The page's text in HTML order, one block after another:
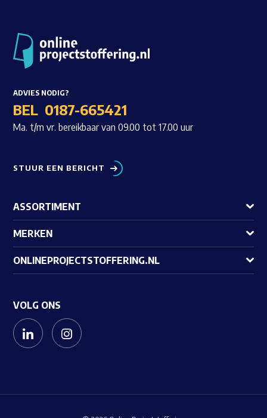
ADVIES NODIG?
BEL 0187-665421
Ma. t/m vr. bereikbaar van 09.00 tot 17.00 uur
STUUR EEN BERICHT
ASSORTIMENT
MERKEN
ONLINEPROJECTSTOFFERING.NL
VOLG ONS